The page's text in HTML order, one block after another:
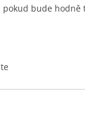
pokud bude hodně